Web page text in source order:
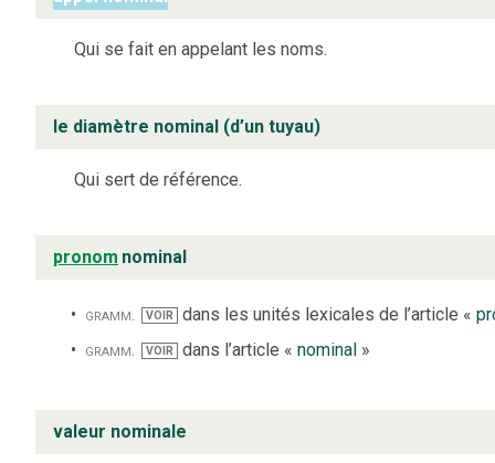
Qui se fait en appelant les noms.
le diamètre nominal (d’un tuyau)
Qui sert de référence.
pronom nominal
gramm. VOIR dans les unités lexicales de l’article «
gramm.
VOIR dans l’article « nominal»
valeur nominale